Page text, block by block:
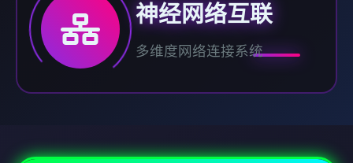
神经网络互联
多维度网络连接系统